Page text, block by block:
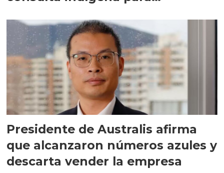
Presidente de Australis afirma
que alcanzaron números azules y
descarta vender la empresa